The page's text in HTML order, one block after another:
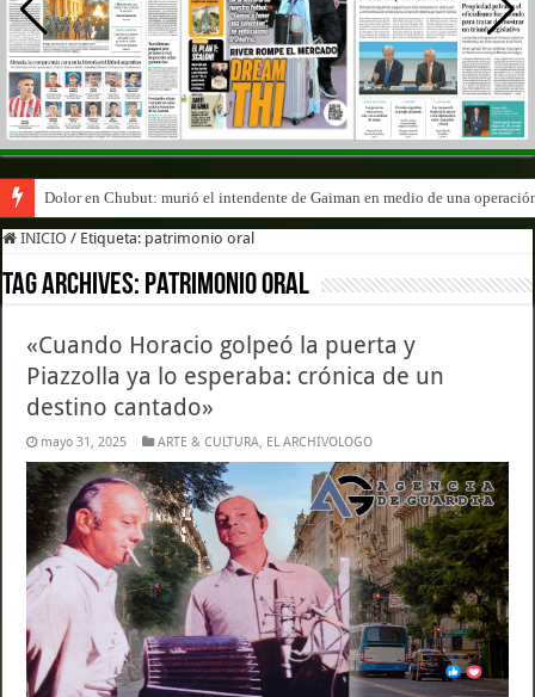
Dolor en Chubut: murió el intendente de Gaiman en medio de una
INICIO / Etiqueta: patrimonio oral
Tag Archives: patrimonio oral
«Cuando Horacio golpeó la puerta y
Piazzolla ya lo esperaba: crónica de un
destino cantado»
mayo 31, 2025 ARTE & CULTURA, EL ARCHIVOLOGO